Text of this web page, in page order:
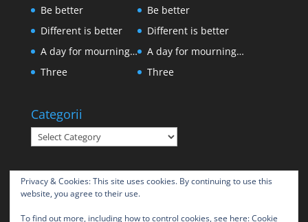
Be better
Different is better
A day for mourning…
Three
Be better
Different is better
A day for mourning…
Three
Categorii
Categorii
Privacy & Cookies: This site uses cookies. By continuing to use this
website, you agree to their use.
To find out more, including how to control cookies, see here:Cookie